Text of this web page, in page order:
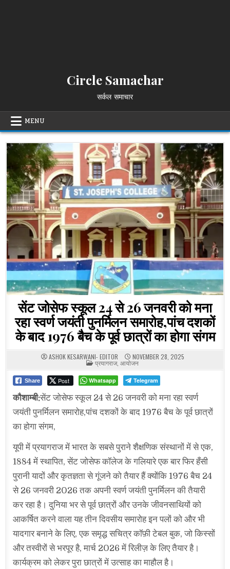
Circle Samachar
सर्कल समाचार
MENU
सेंट जोसेफ स्कूल 24 से 26 जनवरी को मना
रहा स्वर्ण जयंती पुनर्मिलन समारोह,पांच दशकों
के बाद 1976 बैच के पूर्व छात्रों का होगा संगम
ASHOK KESARWANI- EDITOR NOVEMBER 28, 2025
POSTED
IN
प्रयागराज, आयोजन
Share Post Whatsapp Telegram
कौशाम्बी:सेंट जोसेफ स्कूल 24 से 26 जनवरी को मना रहा स्वर्ण
जयंती पुनर्मिलन समारोह,पांच दशकों के बाद 1976 बैच के पूर्व छात्रों
का होगा संगम,
यूपी में प्रयागराज में भारत के सबसे पुराने शैक्षणिक संस्थानों में से एक,
1884 में स्थापित, सेंट जोसेफ कॉलेज के गलियारे एक बार फिर हँसी
पुरानी यादों और कृतज्ञता से गूंजने को तैयार हैं क्योंकि 1976 बैच 24
से 26 जनवरी 2026 तक अपनी स्वर्ण जयंती पुनर्मिलन की तैयारी
कर रहा है। दुनिया भर से पूर्व छात्रों और उनके जीवनसाथियों को
आकर्षित करने वाला यह तीन दिवसीय समारोह इन पलों को और भी
यादगार बनाने के लिए, एक समृद्ध सचित्र कॉफ़ी टेबल बुक, जो किस्सों
और तस्वीरों से भरपूर है, मार्च 2026 में रिलीज़ के लिए तैयार है।
कार्यक्रम को लेकर पुरा छात्रों में उत्साह का माहौल है।